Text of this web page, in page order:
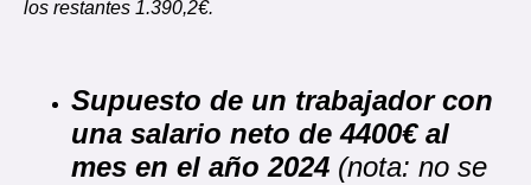
los restantes 1.390,2€.
Supuesto de un trabajador con
una salario neto de 4400€ al
mes en el año 2024 (nota: no se